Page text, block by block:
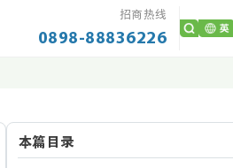
招商热线
0898-88836226
本篇目录